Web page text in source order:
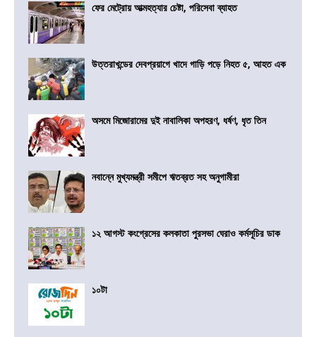
ফের মেট্রোয় আত্মহত্যার চেষ্টা, পরিসেবা ব্যাহত
উত্তরাখন্ডের দেবপ্রয়াগে খাদে গাড়ি পড়ে নিহত ৫, আহত এক
অসমে মিজোরামের দুই নাবালিকা অপহরণ, ধর্ষণ, ধৃত তিন
নবান্নে মুখ্যমন্ত্রী সমীপে ঋতব্রত সহ অনুগামীরা
১২ আগস্ট কংগ্রেসের কলকাতা পুরসভা ঘেরাও কর্মসূচির ডাক
১০টা